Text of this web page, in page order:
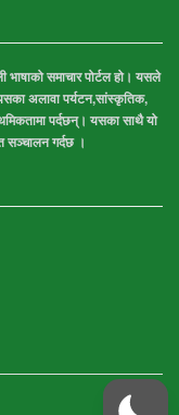
भाषाको समाचार पोर्टल हो। यसले
अलावा पर्यटन,सांस्कृतिक,
पर्दछन्। यसका साथै यो
सञ्चालन गर्दछ ।